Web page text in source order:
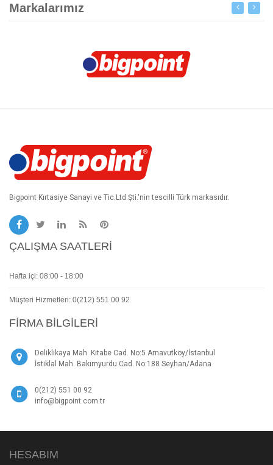
Markalarımız
Bigpoint Kırtasiye Sanayi ve Tic.Ltd.Şti.'nin tescilli Türk markasıdır.
ÇALIŞMA SAATLERI
Hafta içi: 08:00 - 18:00
Müşteri Hizmetleri: 0(212) 551 00 92
FIRMA BILGILERI
Deliklikaya Mah. Kitabe Cad. No:5 Arnavutköy/İstanbul
İstiklal Mah. Bakımyurdu Cad. No:188 Seyhan/Adana
0(212) 551 00 92
info@bigpoint.com.tr
HESABIM